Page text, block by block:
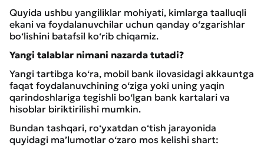
Quyida ushbu yangiliklar mohiyati, kimlarga taalluqli
ekani va foydalanuvchilar uchun qanday o‘zgarishlar
bo‘lishini batafsil ko‘rib chiqamiz.
Yangi talablar nimani nazarda tutadi?
Yangi tartibga ko‘ra, mobil bank ilovasidagi akkauntga
faqat foydalanuvchining o‘ziga yoki uning yaqin
qarindoshlariga tegishli bo‘lgan bank kartalari va
hisoblar biriktirilishi mumkin.
Bundan tashqari, ro‘yxatdan o‘tish jarayonida
quyidagi ma’lumotlar o‘zaro mos kelishi shart: